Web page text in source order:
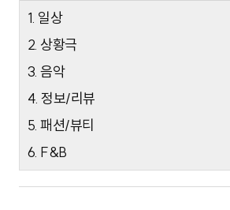
1. 일상
2. 상황극
3. 음악
4. 정보/리뷰
5. 패션/뷰티
6. F&B